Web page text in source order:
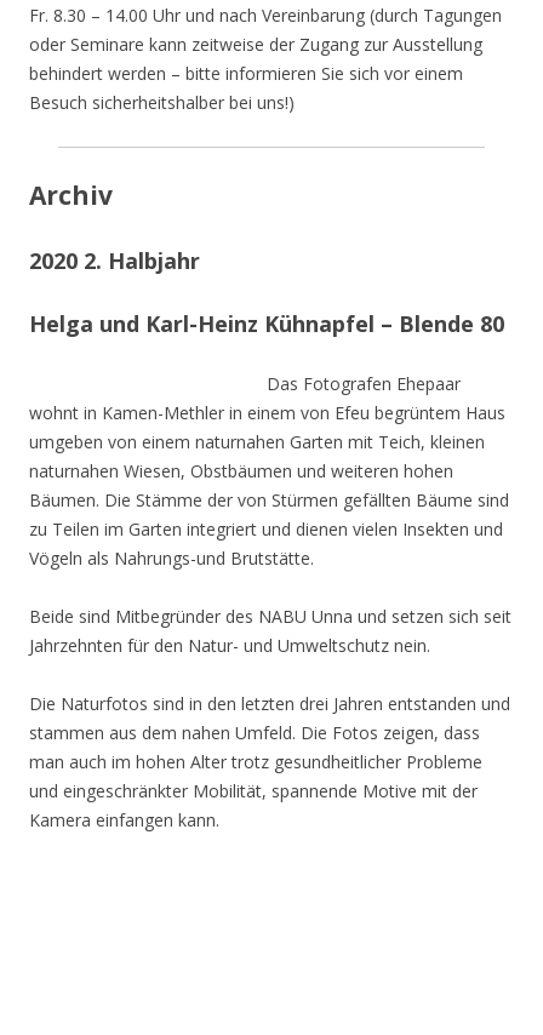
Fr. 8.30 – 14.00 Uhr und nach Vereinbarung (durch Tagungen
oder Seminare kann zeitweise der Zugang zur Ausstellung
behindert werden – bitte informieren Sie sich vor einem
Besuch sicherheitshalber bei uns!)
Archiv
2020 2. Halbjahr
Helga und Karl-Heinz Kühnapfel – Blende 80
Das Fotografen Ehepaar
wohnt in Kamen-Methler in einem von Efeu begrüntem Haus
umgeben von einem naturnahen Garten mit Teich, kleinen
naturnahen Wiesen, Obstbäumen und weiteren hohen
Bäumen. Die Stämme der von Stürmen gefällten Bäume sind
zu Teilen im Garten integriert und dienen vielen Insekten und
Vögeln als Nahrungs-und Brutstätte.
Beide sind Mitbegründer des NABU Unna und setzen sich seit
Jahrzehnten für den Natur- und Umweltschutz nein.
Die Naturfotos sind in den letzten drei Jahren entstanden und
stammen aus dem nahen Umfeld. Die Fotos zeigen, dass
man auch im hohen Alter trotz gesundheitlicher Probleme
und eingeschränkter Mobilität, spannende Motive mit der
Kamera einfangen kann.